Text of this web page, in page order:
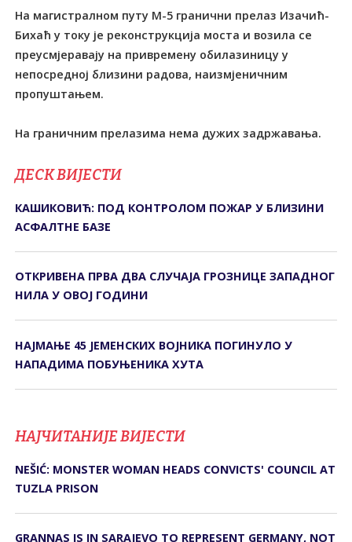
На магистралном путу М-5 гранични прелаз Изачић-
Бихаћ у току је реконструкција моста и возила се
преусмјеравају на привремену обилазиницу у
непосредној близини радова, наизмјеничним
пропуштањем.
На граничним прелазима нема дужих задржавања.
ДЕСК ВИЈЕСТИ
КАШИКОВИЋ: ПОД КОНТРОЛОМ ПОЖАР У БЛИЗИНИ
АСФАЛТНЕ БАЗЕ
ОТКРИВЕНА ПРВА ДВА СЛУЧАЈА ГРОЗНИЦЕ ЗАПАДНОГ
НИЛА У ОВОЈ ГОДИНИ
НАЈМАЊЕ 45 ЈЕМЕНСКИХ ВОЈНИКА ПОГИНУЛО У
НАПАДИМА ПОБУЊЕНИКА ХУТА
НАЈЧИТАНИЈЕ ВИЈЕСТИ
NEŠIĆ: MONSTER WOMAN HEADS CONVICTS' COUNCIL AT
TUZLA PRISON
GRANNAS IS IN SARAJEVO TO REPRESENT GERMANY, NOT